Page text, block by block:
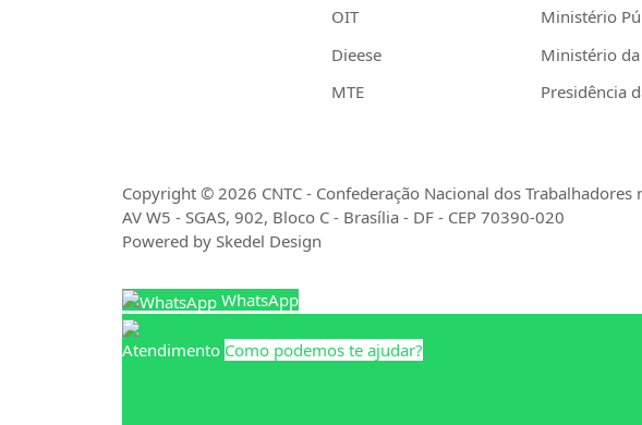
OIT
Dieese
MTE
Ministério
Ministério da
Presidência
Copyright © 2026 CNTC - Confederação Nacional dos
AV W5 - SGAS, 902, Bloco C - Brasília - DF - CEP 70390-020
Powered by Skedel Design
WhatsApp
Atendimento Como podemos te ajudar?